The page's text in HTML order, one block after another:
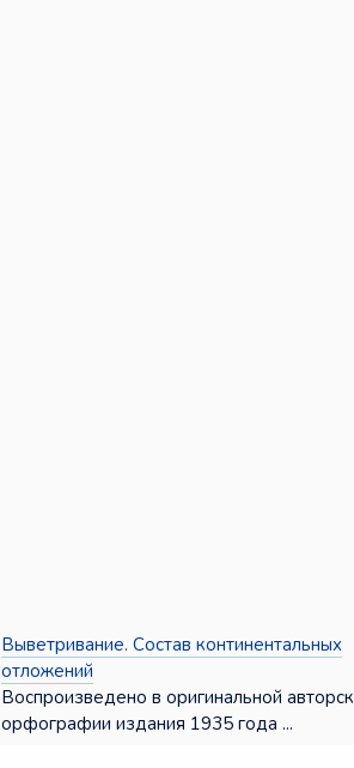
Выветривание. Состав континентальных
отложений
Воспроизведено в оригинальной
орфографии издания 1935 года ...